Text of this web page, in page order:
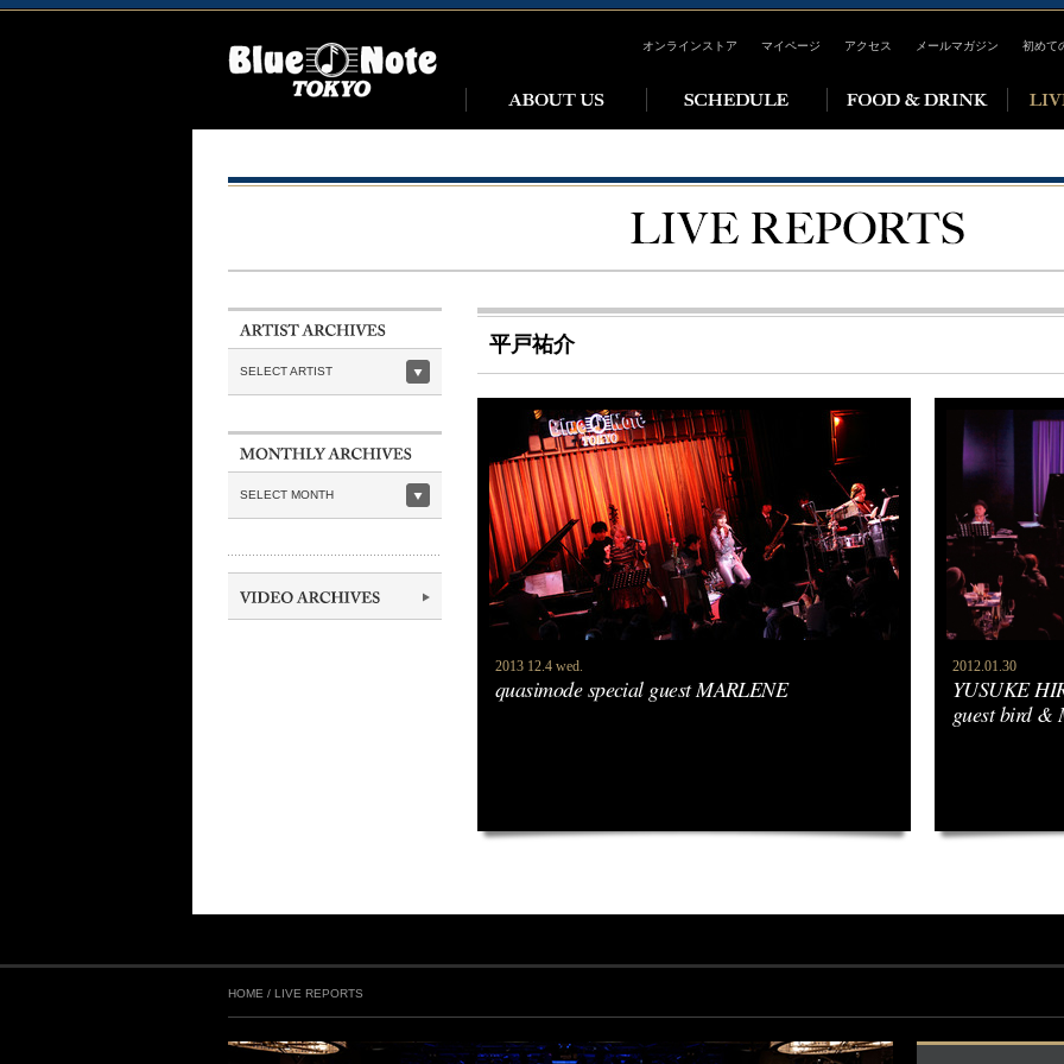
オンラインストア マイページ アクセス メールマガジン 初めて
SELECT ARTIST
SELECT MONTH
平戸祐介
2013 12.4 wed.
quasimode special guest MARLENE
2012.01.30
YUSUKE
guest bird &
HOME / LIVE REPORTS